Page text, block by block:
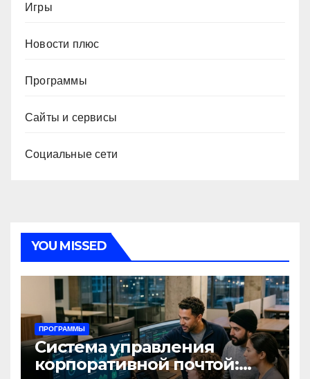
Игры
Новости плюс
Программы
Сайты и сервисы
Социальные сети
YOU MISSED
ПРОГРАММЫ
Система управления
корпоративной почтой: